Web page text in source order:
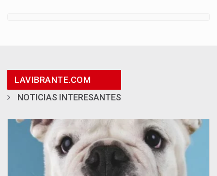
LAVIBRANTE.COM
NOTICIAS INTERESANTES